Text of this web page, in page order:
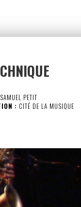
SAMUEL PETIT
: CITÉ DE LA MUSIQUE